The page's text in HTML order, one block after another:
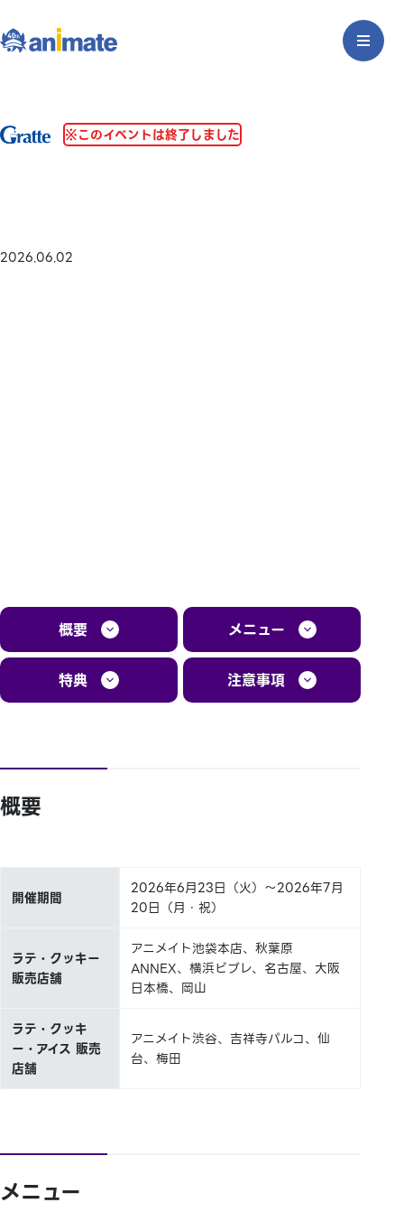
※このイベントは終了しました
2026.06.02
概要 メニュー
特典 注意事項
概要
開催期間
2026年6月23日（火）～2026年7月
20日（月・祝）
ラテ・クッキー
販売店舗
アニメイト池袋本店、秋葉原
ANNEX、横浜ビブレ、名古屋、大阪
日本橋、岡山
ラテ・クッキ
ー・アイス 販売
店舗
アニメイト渋谷、吉祥寺パルコ、仙
台、梅田
メニュー